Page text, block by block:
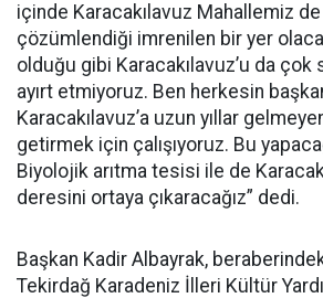
içinde Karacakılavuz Mahallemiz de
çözümlendiği imrenilen bir yer
olduğu gibi Karacakılavuz’u da
ayırt etmiyoruz. Ben herkesin
Karacakılavuz’a uzun yıllar
getirmek için çalışıyoruz. Bu
Biyolojik arıtma tesisi ile de
deresini ortaya çıkaracağız” dedi.
Başkan Kadir Albayrak,
Tekirdağ Karadeniz İlleri Kültür